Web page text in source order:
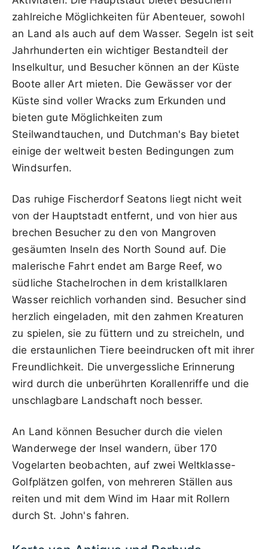
zahlreiche Möglichkeiten für Abenteuer, sowohl
an Land als auch auf dem Wasser. Segeln ist seit
Jahrhunderten ein wichtiger Bestandteil der
Inselkultur, und Besucher können an der Küste
Boote aller Art mieten. Die Gewässer vor der
Küste sind voller Wracks zum Erkunden und
bieten gute Möglichkeiten zum
Steilwandtauchen, und Dutchman's Bay bietet
einige der weltweit besten Bedingungen zum
Windsurfen.
Das ruhige Fischerdorf Seatons liegt nicht weit
von der Hauptstadt entfernt, und von hier aus
brechen Besucher zu den von Mangroven
gesäumten Inseln des North Sound auf. Die
malerische Fahrt endet am Barge Reef, wo
südliche Stachelrochen in dem kristallklaren
Wasser reichlich vorhanden sind. Besucher sind
herzlich eingeladen, mit den zahmen Kreaturen
zu spielen, sie zu füttern und zu streicheln, und
die erstaunlichen Tiere beeindrucken oft mit ihrer
Freundlichkeit. Die unvergessliche Erinnerung
wird durch die unberührten Korallenriffe und die
unschlagbare Landschaft noch besser.
An Land können Besucher durch die vielen
Wanderwege der Insel wandern, über 170
Vogelarten beobachten, auf zwei Weltklasse-
Golfplätzen golfen, von mehreren Ställen aus
reiten und mit dem Wind im Haar mit Rollern
durch St. John's fahren.